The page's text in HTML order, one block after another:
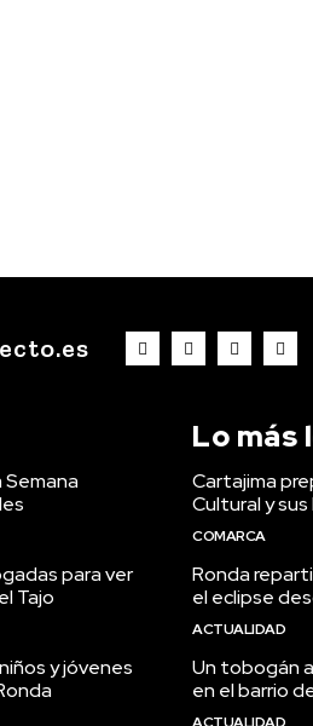
para ver
Tajo
y jóvenes
Lo más
Cartajima
Cultural y
COMARCA
Ronda
el eclipse
ACTUALIDAD
Un tobogán
en el barrio